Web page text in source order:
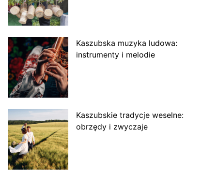
Kaszubska muzyka ludowa:
instrumenty i melodie
Kaszubskie tradycje weselne:
obrzędy i zwyczaje